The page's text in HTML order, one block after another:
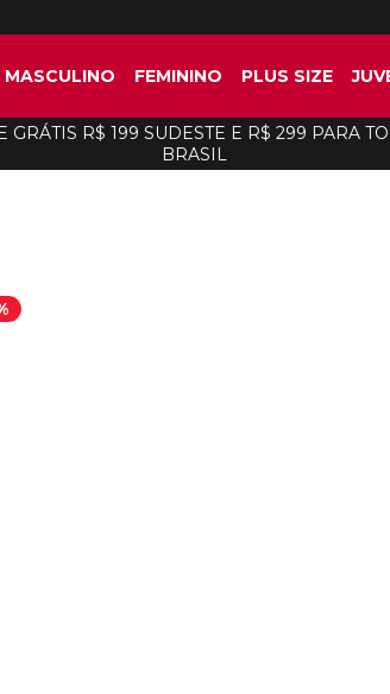
MASCULINO FEMININO PLUS SIZE
GRÁTIS R$ 199 SUDESTE E R$ 299 PARA
BRASIL